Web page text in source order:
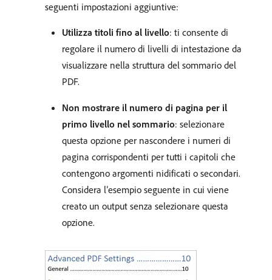
seguenti impostazioni aggiuntive:
Utilizza titoli fino al livello: ti consente di
regolare il numero di livelli di intestazione da
visualizzare nella struttura del sommario del
PDF.
Non mostrare il numero di pagina per il
primo livello nel sommario: selezionare
questa opzione per nascondere i numeri di
pagina corrispondenti per tutti i capitoli che
contengono argomenti nidificati o secondari.
Considera l’esempio seguente in cui viene
creato un output senza selezionare questa
opzione.